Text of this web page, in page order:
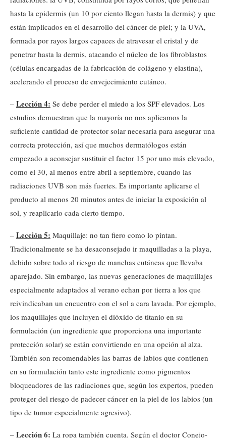
hasta la epidermis (un 10 por ciento llegan hasta la dermis) y que
están implicados en el desarrollo del cáncer de piel; y la UVA,
formada por rayos largos capaces de atravesar el cristal y de
penetrar hasta la dermis, atacando el núcleo de los fibroblastos
(células encargadas de la fabricación de colágeno y elastina),
acelerando el proceso de envejecimiento cutáneo.
– Lección 4: Se debe perder el miedo a los SPF elevados. Los
estudios demuestran que la mayoría no nos aplicamos la
suficiente cantidad de protector solar necesaria para asegurar una
correcta protección, así que muchos dermatólogos están
empezado a aconsejar sustituir el factor 15 por uno más elevado,
como el 30, al menos entre abril a septiembre, cuando las
radiaciones UVB son más fuertes. Es importante aplicarse el
producto al menos 20 minutos antes de iniciar la exposición al
sol, y reaplicarlo cada cierto tiempo.
– Lección 5: Maquillaje: no tan fiero como lo pintan.
Tradicionalmente se ha desaconsejado ir maquilladas a la playa,
debido sobre todo al riesgo de manchas cutáneas que llevaba
aparejado. Sin embargo, las nuevas generaciones de maquillajes
especialmente adaptados al verano echan por tierra a los que
reivindicaban un encuentro con el sol a cara lavada. Por ejemplo,
los maquillajes que incluyen el dióxido de titanio en su
formulación (un ingrediente que proporciona una importante
protección solar) se están convirtiendo en una opción al alza.
También son recomendables las barras de labios que contienen
en su formulación tanto este ingrediente como pigmentos
bloqueadores de las radiaciones que, según los expertos, pueden
proteger del riesgo de padecer cáncer en la piel de los labios (un
tipo de tumor especialmente agresivo).
– Lección 6: La ropa también cuenta. Según el doctor Conejo-